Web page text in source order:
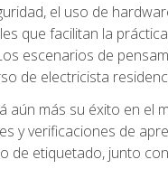
el uso de
que facilitan la
escenarios de
de electricista
más su éxito en el
y verificaciones de
de etiquetado, junto